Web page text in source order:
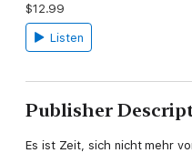
$12.99
Listen
Publisher
Es ist Zeit, sich nicht mehr